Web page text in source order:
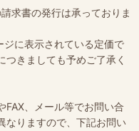
求書の発行は承っておりま
ジに表示されている定価で
きましても予めご了承く
FAX、メール等でお問い合
なりますので、下記お問い